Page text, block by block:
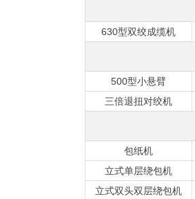
630型双绞成缆机
500型小悬臂
三倍退扭对绞机
包纸机
立式单层绕包机
立式双头双层绕包机